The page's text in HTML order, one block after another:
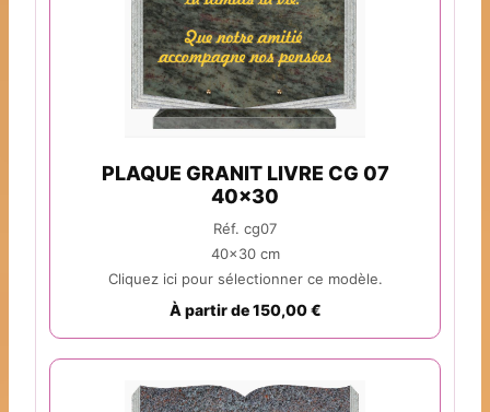
PLAQUE GRANIT LIVRE CG 07
40x30
Réf. cg07
40x30 cm
Cliquez ici pour sélectionner ce modèle.
À partir de 150,00 €